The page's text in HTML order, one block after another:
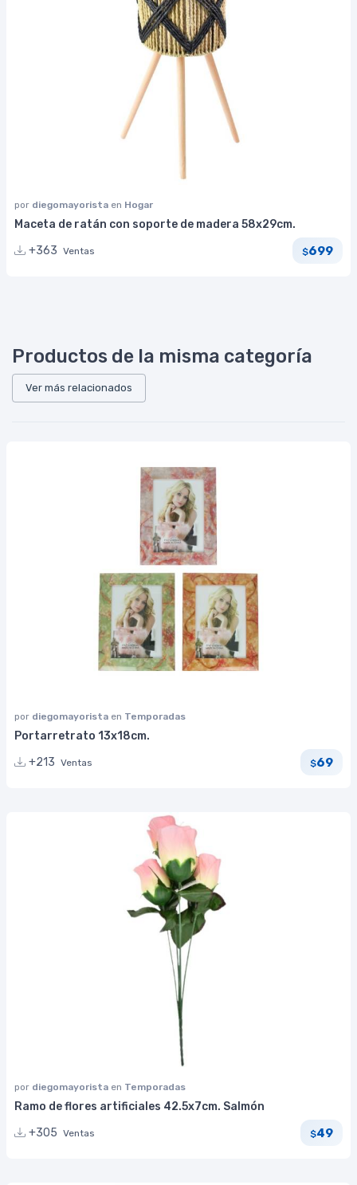
por diegomayorista en Hogar
Maceta de ratán con soporte de madera 58x29cm.
+363 Ventas $699
Productos de la misma categoría
Ver más relacionados
por diegomayorista en Temporadas
Portarretrato 13x18cm.
+213 Ventas $69
por diegomayorista en Temporadas
Ramo de flores artificiales 42.5x7cm. Salmón
+305 Ventas $49